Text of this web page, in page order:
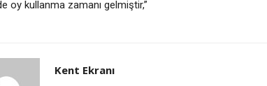
oy kullanma zamanı gelmiştir,”
Kent Ekranı